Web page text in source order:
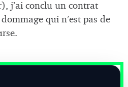
j’ai conclu un contrat
qui n’est pas de